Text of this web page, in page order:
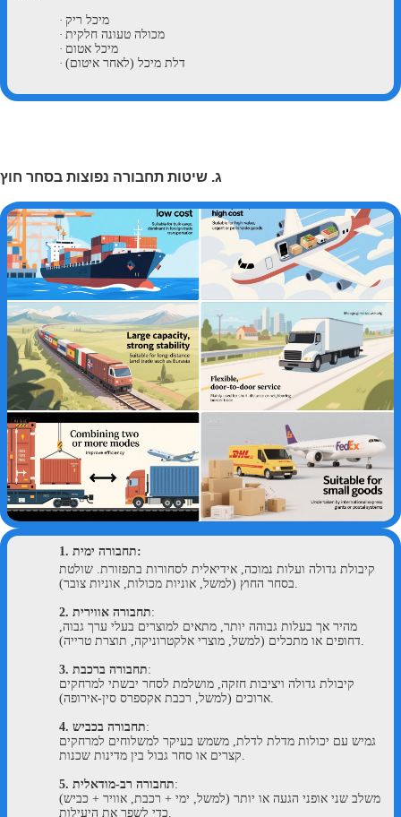
· מיכל ריק
· מכולה טעונה חלקית
· מיכל אטום
· דלת מיכל (לאחר איטום)
ג. שיטות תחבורה נפוצות בסחר חוץ
1. תחבורה ימית:
קיבולת גדולה ועלות נמוכה, אידיאלית לסחורות בתפזורת. שולטת
2. תחבורה אווירית:
מהיר אך בעלות גבוהה יותר, מתאים למוצרים בעלי ערך גבוה,
3. תחבורה ברכבת:
קיבולת גדולה ויציבות חזקה, מושלמת לסחר יבשתי למרחקים
4. תחבורה בכביש:
גמיש עם יכולות מדלת לדלת, משמש בעיקר למשלוחים למרחקים
5. תחבורה רב-מודאלית:
משלב שני אופני הגעה או יותר (למשל, ימי + רכבת, אוויר + כביש)